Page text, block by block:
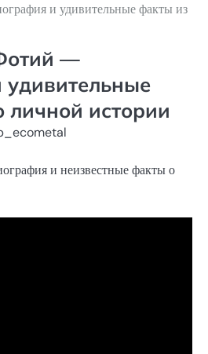
и удивительные факты из
—
личной истории